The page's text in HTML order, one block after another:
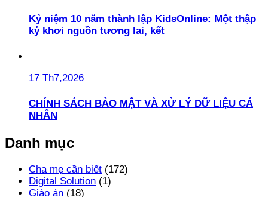
Kỷ niệm 10 năm thành lập KidsOnline: Một thập
kỷ khơi nguồn tương lai, kết
17 Th7,2026
CHÍNH SÁCH BẢO MẬT VÀ XỬ LÝ DỮ LIỆU CÁ
NHÂN
Danh mục
Cha mẹ cần biết (172)
Digital Solution (1)
Giáo án (18)